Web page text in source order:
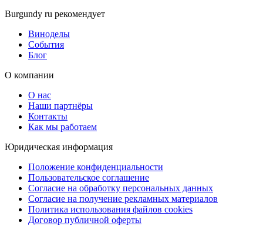
Burgundy ru рекомендует
Виноделы
События
Блог
О компании
О нас
Наши партнёры
Контакты
Как мы работаем
Юридическая информация
Положение конфиденциальности
Пользовательское соглашение
Согласие на обработку персональных данных
Согласие на получение рекламных материалов
Политика использования файлов cookies
Договор публичной оферты